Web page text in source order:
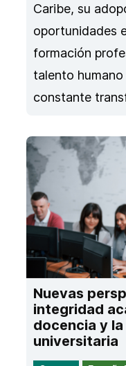
Caribe, su
oportunidades
formación
talento
constante
Nuevas
integridad
docencia y
universitaria